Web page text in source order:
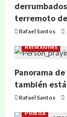
terremoto
Rafael Santos
Reflexiones
Panorama
también
Rafael Santos
Política